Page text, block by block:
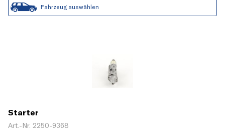
Fahrzeug auswählen
Starter
Art.-Nr. 2250-9368